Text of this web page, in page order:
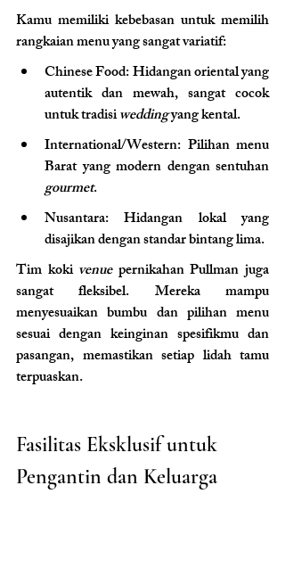
Kamu memiliki kebebasan untuk memilih
rangkaian menu yang sangat variatif:
Chinese Food: Hidangan oriental yang
autentik dan mewah, sangat cocok
untuk tradisi wedding yang kental.
International/Western: Pilihan menu
gourmet.
Nusantara: Hidangan lokal yang
disajikan dengan standar bintang lima.
Tim koki venue pernikahan Pullman juga
sangat fleksibel. Mereka mampu
menyesuaikan bumbu dan pilihan menu
sesuai dengan keinginan spesifikmu dan
pasangan, memastikan setiap lidah tamu
terpuaskan.
Fasilitas Eksklusif untuk
Pengantin dan Keluarga